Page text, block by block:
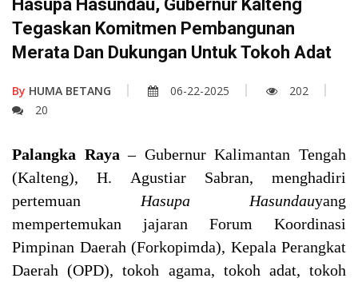
Hasupa Hasundau, Gubernur Kalteng
Tegaskan Komitmen Pembangunan
Merata Dan Dukungan Untuk Tokoh Adat
By HUMA BETANG 06-22-2025
202
20
Palangka Raya – Gubernur Kalimantan Tengah
(Kalteng), H. Agustiar Sabran, menghadiri
pertemuan Hasupa Hasundauyang
mempertemukan jajaran Forum Koordinasi
Pimpinan Daerah (Forkopimda), Kepala Perangkat
Daerah (OPD), tokoh agama, tokoh adat, tokoh